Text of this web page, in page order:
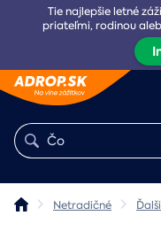
Tie najlepšie letné
priateľmi, rodinou
Netradičné